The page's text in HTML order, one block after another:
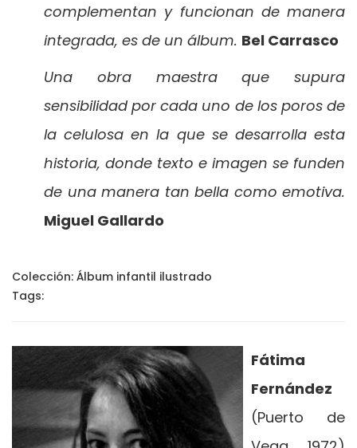
complementan y funcionan de manera
integrada, es de un álbum. Bel Carrasco
Una obra maestra que supura
sensibilidad por cada uno de los poros de
la celulosa en la que se desarrolla esta
historia, donde texto e imagen se funden
de una manera tan bella como emotiva.
Miguel Gallardo
Colección: Álbum infantil ilustrado
Tags:
Fátima
Fernández
(Puerto de